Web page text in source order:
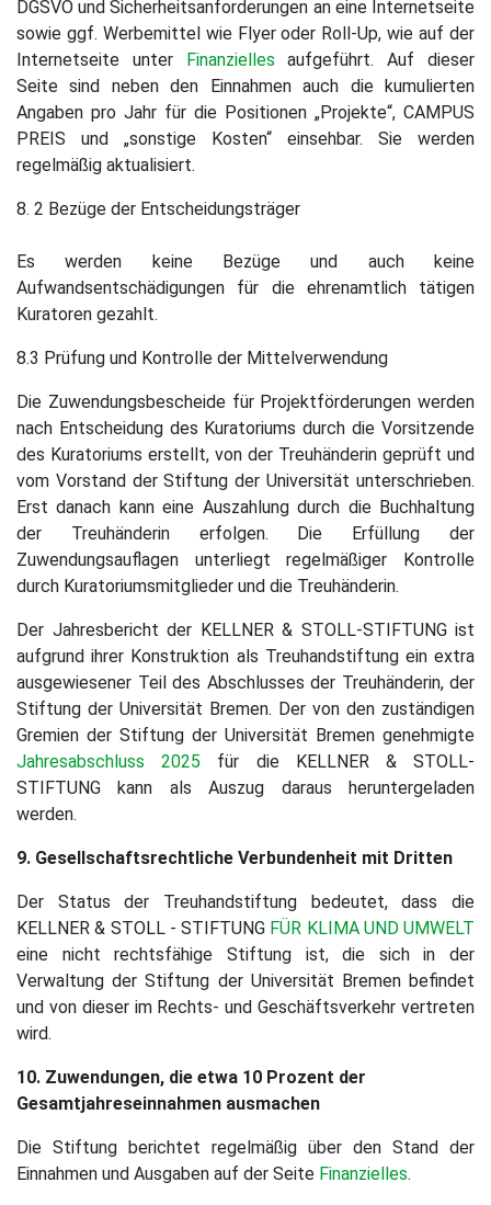
DGSVO und Sicherheitsanforderungen an eine Internetseite
sowie ggf. Werbemittel wie Flyer oder Roll-Up, wie auf der
Internetseite unter Finanzielles aufgeführt. Auf dieser
Seite sind neben den Einnahmen auch die kumulierten
Angaben pro Jahr für die Positionen „Projekte“, CAMPUS
PREIS und „sonstige Kosten“ einsehbar. Sie werden
regelmäßig aktualisiert.
8. 2 Bezüge der Entscheidungsträger
Es werden keine Bezüge und auch keine
Aufwandsentschädigungen für die ehrenamtlich tätigen
Kuratoren gezahlt.
8.3 Prüfung und Kontrolle der Mittelverwendung
Die Zuwendungsbescheide für Projektförderungen werden
nach Entscheidung des Kuratoriums durch die Vorsitzende
des Kuratoriums erstellt, von der Treuhänderin geprüft und
vom Vorstand der Stiftung der Universität unterschrieben.
Erst danach kann eine Auszahlung durch die Buchhaltung
der Treuhänderin erfolgen. Die Erfüllung der
Zuwendungsauflagen unterliegt regelmäßiger Kontrolle
durch Kuratoriumsmitglieder und die Treuhänderin.
Der Jahresbericht der KELLNER & STOLL-STIFTUNG ist
aufgrund ihrer Konstruktion als Treuhandstiftung ein extra
ausgewiesener Teil des Abschlusses der Treuhänderin, der
Stiftung der Universität Bremen. Der von den zuständigen
Gremien der Stiftung der Universität Bremen genehmigte
Jahresabschluss 2025 für die KELLNER & STOLL-
STIFTUNG kann als Auszug daraus heruntergeladen
werden.
9. Gesellschaftsrechtliche Verbundenheit mit Dritten
Der Status der Treuhandstiftung bedeutet, dass die
KELLNER & STOLL - STIFTUNG FÜR KLIMA UND UMWELT
eine nicht rechtsfähige Stiftung ist, die sich in der
Verwaltung der Stiftung der Universität Bremen befindet
und von dieser im Rechts- und Geschäftsverkehr vertreten
wird.
10. Zuwendungen, die etwa 10 Prozent der
Gesamtjahreseinnahmen ausmachen
Die Stiftung berichtet regelmäßig über den Stand der
Einnahmen und Ausgaben auf der Seite Finanzielles.